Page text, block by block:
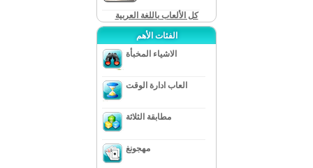
كل الألعاب باللغة العربية
الفئات الأهم
الاشياء المخبأة
العاب ادارة الوقت
مطابقة الثلاثة
مهجونغ